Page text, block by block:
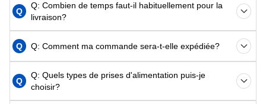
Q
Q: Combien de temps faut-il habituellement pour la
livraison?
Q Q: Comment ma commande sera-t-elle expédiée?
Q
Q: Quels types de prises d'alimentation puis-je
choisir?